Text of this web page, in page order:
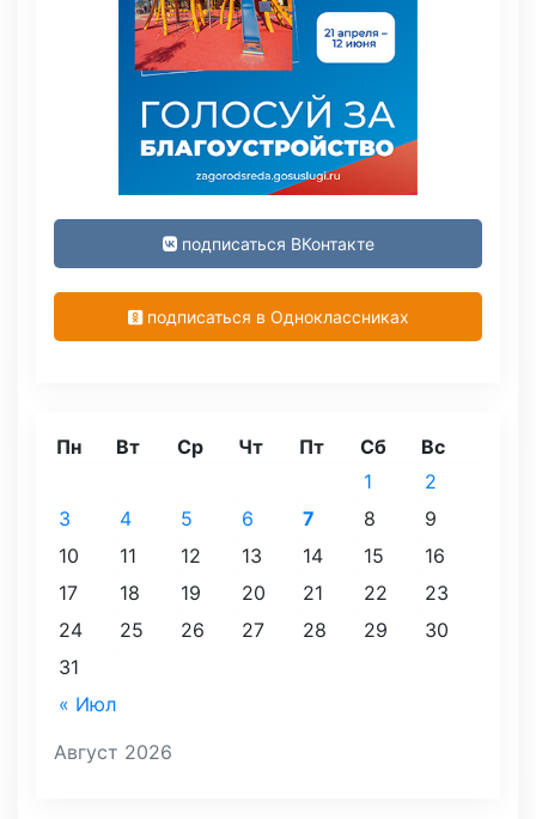
подписаться ВКонтакте
подписаться в Одноклассниках
Август 2026
Пн Вт Ср Чт Пт Сб Вс
« Июл
1
2
3
4 5 6 7 8
9
10
11 12 13 14 15
16
17
18 19 20 21 22
23
24
25 26 27 28 29
30
31